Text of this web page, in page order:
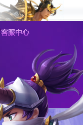
梦三国
梦塔防